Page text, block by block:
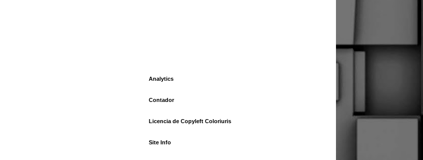
Analytics
Contador
Licencia de Copyleft Coloriuris
Site Info